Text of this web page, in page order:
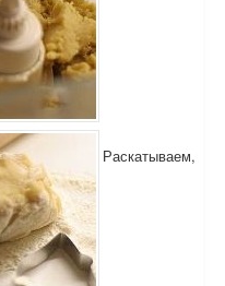
Раскатываем,